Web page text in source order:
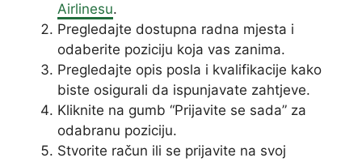
Airlinesu.
Pregledajte dostupna radna mjesta i
odaberite poziciju koja vas zanima.
Pregledajte opis posla i kvalifikacije kako
biste osigurali da ispunjavate zahtjeve.
Kliknite na gumb “Prijavite se sada” za
odabranu poziciju.
Stvorite račun ili se prijavite na svoj